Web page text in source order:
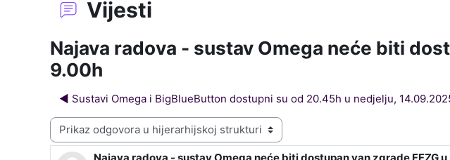
Vijesti
Najava radova - sustav Omega neće biti
9.00h
◀︎ Sustavi Omega i BigBlueButton dostupni su od 20.45h u nedjelju,
Način prikaza